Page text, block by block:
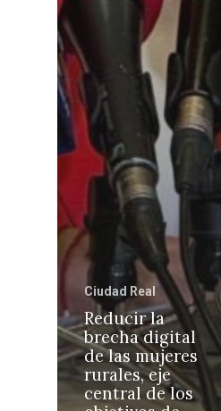
Ciudad Real
Reducir la
brecha digital
de las mujeres
rurales, eje
central de los